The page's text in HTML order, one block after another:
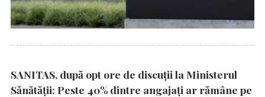
SANITAS, după opt ore de discuții la Ministerul
Sănătății: Peste 40% dintre angajați ar rămâne pe